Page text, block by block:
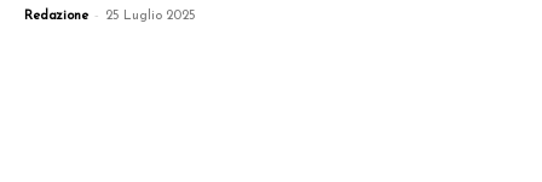
Redazione - 25 Luglio 2025